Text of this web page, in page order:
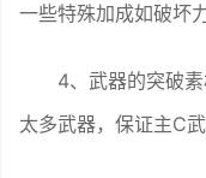
一些特殊加成如破坏
4、武器的突破
太多武器，保证主C